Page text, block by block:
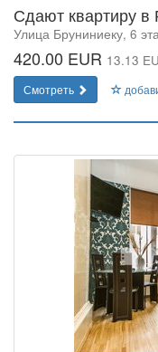
Сдают квартиру в
Улица Бруниниеку, 6
420.00 EUR 13.13
Смотреть